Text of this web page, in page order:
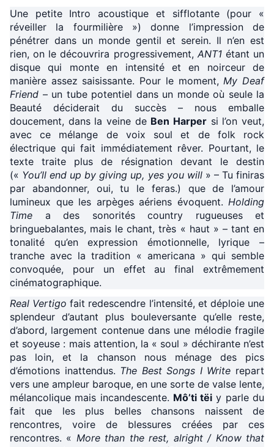
Une petite Intro acoustique et sifflotante (pour «
réveiller la fourmilière ») donne l’impression de
pénétrer dans un monde gentil et serein. Il n’en est
rien, on le découvrira progressivement, ANT1 étant un
disque qui monte en intensité et en noirceur de
manière assez saisissante. Pour le moment, My Deaf
Friend – un tube potentiel dans un monde où seule la
Beauté déciderait du succès – nous emballe
doucement, dans la veine de Ben Harper si l’on veut,
avec ce mélange de voix soul et de folk rock
électrique qui fait immédiatement rêver. Pourtant, le
texte traite plus de résignation devant le destin
(« You’ll end up by giving up, yes you will » – Tu finiras
par abandonner, oui, tu le feras.) que de l’amour
lumineux que les arpèges aériens évoquent. Holding
Time
a des sonorités country rugueuses et
bringuebalantes, mais le chant, très « haut » – tant en
tonalité qu’en expression émotionnelle, lyrique –
tranche avec la tradition « americana » qui semble
convoquée, pour un effet au final extrêmement
cinématographique.
Real Vertigo fait redescendre l’intensité, et déploie une
splendeur d’autant plus bouleversante qu’elle reste,
d’abord, largement contenue dans une mélodie fragile
et soyeuse : mais attention, la « soul » déchirante n’est
pas loin, et la chanson nous ménage des pics
d’émotions inattendus. The Best Songs I Write repart
vers une ampleur baroque, en une sorte de valse lente,
mélancolique mais incandescente. Mô’ti tëi y parle du
fait que les plus belles chansons naissent de
rencontres, voire de blessures créées par ces
rencontres. « More than the rest, alright / Know that